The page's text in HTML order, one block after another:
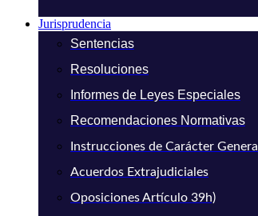
Jurisprudencia
Sentencias
Resoluciones
Informes de Leyes Especiales
Recomendaciones Normativas
Instrucciones de Carácter General
Acuerdos Extrajudiciales
Oposiciones Artículo 39h)